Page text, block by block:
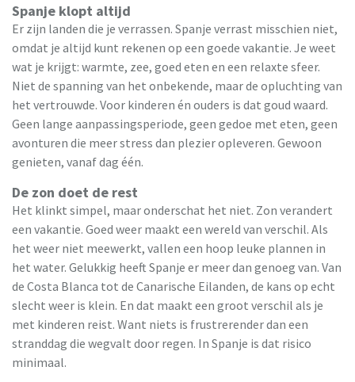
Spanje klopt altijd
Er zijn landen die je verrassen. Spanje verrast misschien niet,
omdat je altijd kunt rekenen op een goede vakantie. Je weet
wat je krijgt: warmte, zee, goed eten en een relaxte sfeer.
Niet de spanning van het onbekende, maar de opluchting van
het vertrouwde. Voor kinderen én ouders is dat goud waard.
Geen lange aanpassingsperiode, geen gedoe met eten, geen
avonturen die meer stress dan plezier opleveren. Gewoon
genieten, vanaf dag één.
De zon doet de rest
Het klinkt simpel, maar onderschat het niet. Zon verandert
een vakantie. Goed weer maakt een wereld van verschil. Als
het weer niet meewerkt, vallen een hoop leuke plannen in
het water. Gelukkig heeft Spanje er meer dan genoeg van. Van
de Costa Blanca tot de Canarische Eilanden, de kans op echt
slecht weer is klein. En dat maakt een groot verschil als je
met kinderen reist. Want niets is frustrerender dan een
stranddag die wegvalt door regen. In Spanje is dat risico
minimaal.